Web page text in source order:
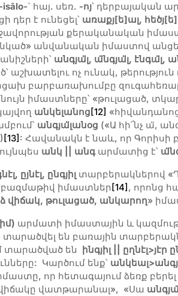
isālo-` հայ. սեռ. -ոյ՝ դերբայական
է ունեցել՝ առաքյ[ե]ալ,
քերականական
անվանական իմաստով
անգյալ, անգյալ, էնգալ,
աշխատելու ոչ ունակ,
բարբառախումբը
նույն իմաստները՝ «թուլացած,
անկելանոց [12]
անգյալանօց («Ա հի՜նչ ա̈,
[13] : Հավանակն է նաև, որ Գորիսի
անկ || անգարմատից է՝ ա
ըյնէլ, ընգյիլ տարբերակներով
բազմաթիվ իմաստներ [14] , որոնց
վիճակ, թուլացած, անկարող»
արմատի իմաստային և
տարածվել են բառային
տարածված են
ինգյիլ || ըղնէլ>յէր
Կարծում ենք՝
որ հետագայում ձեռք բերել
վիճակը վատթարանալ», «Սա անգյա